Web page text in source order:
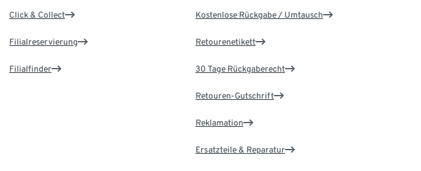
Click & Collect
Filialreservierung
Filialfinder
Kostenlose Rückgabe / Umtausch
Retourenetikett
30 Tage Rückgaberecht
Retouren-Gutschrift
Reklamation
Ersatzteile & Reparatur